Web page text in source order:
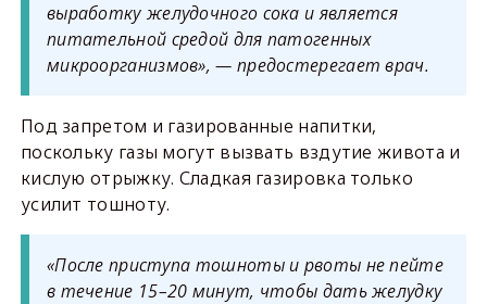
выработку желудочного сока и является
питательной средой для патогенных
микроорганизмов», — предостерегает врач.
Под запретом и газированные напитки,
поскольку газы могут вызвать вздутие живота и
кислую отрыжку. Сладкая газировка только
усилит тошноту.
«После приступа тошноты и рвоты не пейте
в течение 15–20 минут, чтобы дать желудку